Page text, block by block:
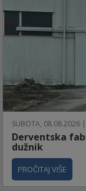
SUBOTA, 08.08.2026
Derventska
dužnik
PROČITAJ VIŠE